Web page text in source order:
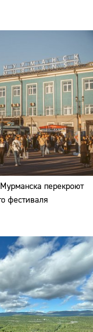
перекроют
фестиваля